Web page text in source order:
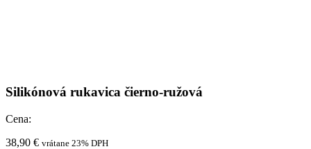
Silikónová rukavica čierno-ružová
Cena:
38,90 € vrátane 23% DPH